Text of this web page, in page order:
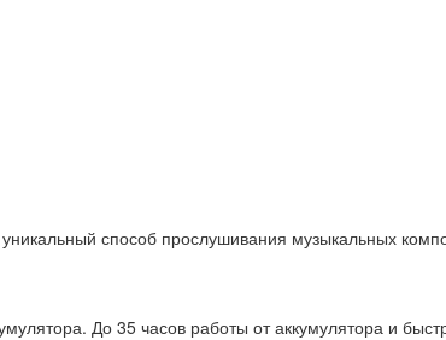
способ прослушивания музыкальных
До 35 часов работы от аккумулятора и